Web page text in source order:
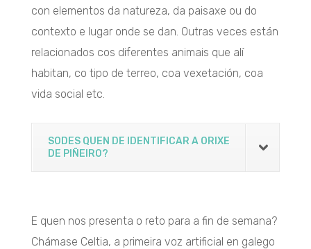
con elementos da natureza, da paisaxe ou do
contexto e lugar onde se dan. Outras veces están
relacionados cos diferentes animais que alí
habitan, co tipo de terreo, coa vexetación, coa
vida social etc.
SODES QUEN DE IDENTIFICAR A ORIXE
DE PIÑEIRO?
E quen nos presenta o reto para a fin de semana?
Chámase Celtia, a primeira voz artificial en galego